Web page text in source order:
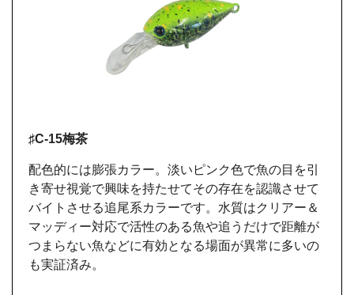
♯C-15梅茶
配色的には膨張カラー。淡いピンク色で魚の目を引
き寄せ視覚で興味を持たせてその存在を認識させて
バイトさせる追尾系カラーです。水質はクリアー＆
マッディー対応で活性のある魚や追うだけで距離が
つまらない魚などに有効となる場面が異常に多いの
も実証済み。